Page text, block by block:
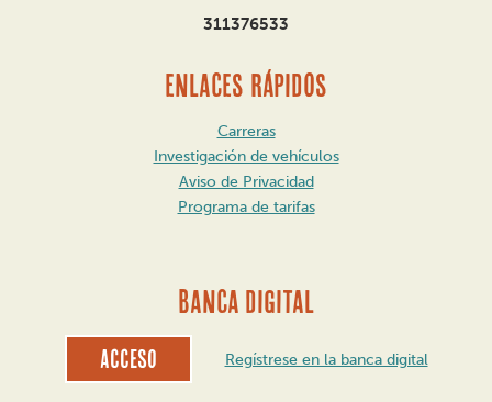
311376533
ENLACES RÁPIDOS
Carreras
Investigación de vehículos
Aviso de Privacidad
Programa de tarifas
BANCA DIGITAL
Acceso Regístrese en la banca digital